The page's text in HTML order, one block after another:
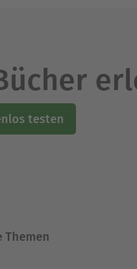
testen
Themen